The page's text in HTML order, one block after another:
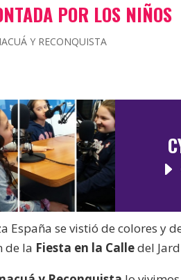
POR LOS NIÑOS
Y RECONQUISTA
España se vistió de colores
de la Fiesta en la Calledel